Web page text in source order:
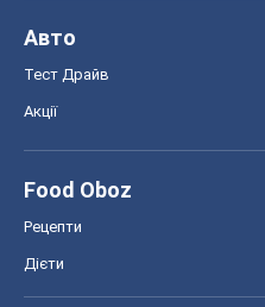
Авто
Тест Драйв
Акції
Food Oboz
Рецепти
Дієти